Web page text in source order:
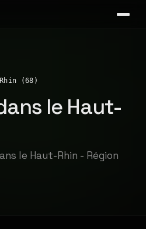
(68)
le Haut-
le Haut-Rhin - Région